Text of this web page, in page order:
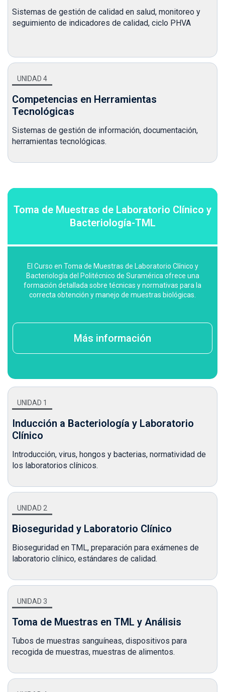
Sistemas de gestión de calidad en salud, monitoreo y
seguimiento de indicadores de calidad, ciclo PHVA
UNIDAD 4
Competencias en Herramientas
Tecnológicas
Sistemas de gestión de información, documentación,
herramientas tecnológicas.
Toma de Muestras de Laboratorio Clínico y
Bacteriología-TML
El Curso en Toma de Muestras de Laboratorio Clínico y
Bacteriología del Politécnico de Suramérica ofrece una
formación detallada sobre técnicas y normativas para la
correcta obtención y manejo de muestras biológicas.
Más información
UNIDAD 1
Inducción a Bacteriología y Laboratorio
Clínico
Introducción, virus, hongos y bacterias, normatividad de
los laboratorios clínicos.
UNIDAD 2
Bioseguridad y Laboratorio Clínico
Bioseguridad en TML, preparación para exámenes de
laboratorio clínico, estándares de calidad.
UNIDAD 3
Toma de Muestras en TML y Análisis
Tubos de muestras sanguíneas, dispositivos para
recogida de muestras, muestras de alimentos.